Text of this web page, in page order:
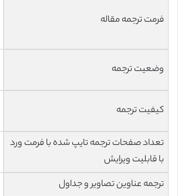
فرمت ترجمه مقاله
وضعیت ترجمه
کیفیت ترجمه
تعداد صفحات ترجمه تایپ شده با فرمت ورد
با قابلیت ویرایش
ترجمه عناوین تصاویر و جداول